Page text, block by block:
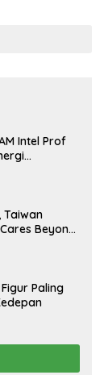
Intel Prof
Program
Taiwan
Beyond
Figur Paling